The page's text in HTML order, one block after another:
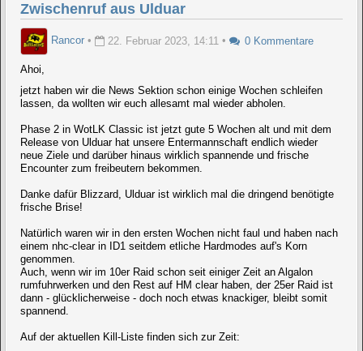
Zwischenruf aus Ulduar
Rancor • 22. Februar 2023, 14:11 • 0 Kommentare
Ahoi,
jetzt haben wir die News Sektion schon einige Wochen schleifen
lassen, da wollten wir euch allesamt mal wieder abholen.
Phase 2 in WotLK Classic ist jetzt gute 5 Wochen alt und mit dem
Release von Ulduar hat unsere Entermannschaft endlich wieder
neue Ziele und darüber hinaus wirklich spannende und frische
Encounter zum freibeutern bekommen.
Danke dafür Blizzard, Ulduar ist wirklich mal die dringend benötigte
frische Brise!
Natürlich waren wir in den ersten Wochen nicht faul und haben nach
einem nhc-clear in ID1 seitdem etliche Hardmodes auf's Korn
genommen.
Auch, wenn wir im 10er Raid schon seit einiger Zeit an Algalon
rumfuhrwerken und den Rest auf HM clear haben, der 25er Raid ist
dann - glücklicherweise - doch noch etwas knackiger, bleibt somit
spannend.
Auf der aktuellen Kill-Liste finden sich zur Zeit: